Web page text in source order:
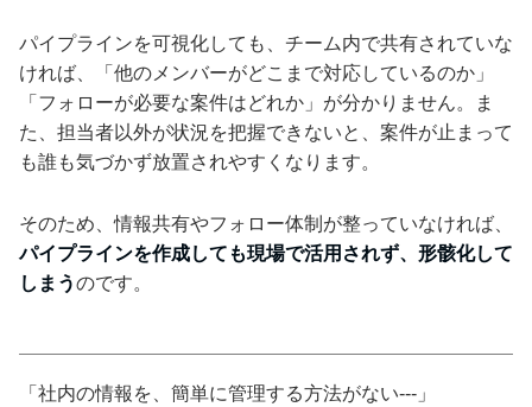
パイプラインを可視化しても、チーム内で共有されていな
ければ、「他のメンバーがどこまで対応しているのか」
「フォローが必要な案件はどれか」が分かりません。ま
た、担当者以外が状況を把握できないと、案件が止まって
も誰も気づかず放置されやすくなります。
そのため、情報共有やフォロー体制が整っていなければ、
パイプラインを作成しても現場で活用されず、形骸化して
しまうのです。
「社内の情報を、簡単に管理する方法がない---」